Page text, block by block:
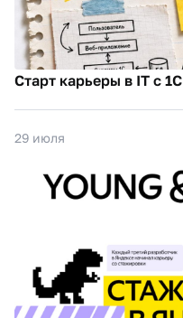
Старт карьеры в IT с 1С
29 июля